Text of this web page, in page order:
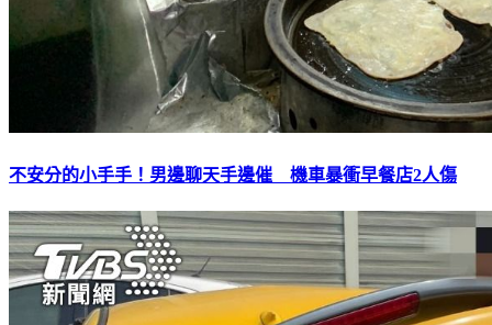
不安分的小手手！男邊聊天手邊催 機車暴衝早餐店2人傷